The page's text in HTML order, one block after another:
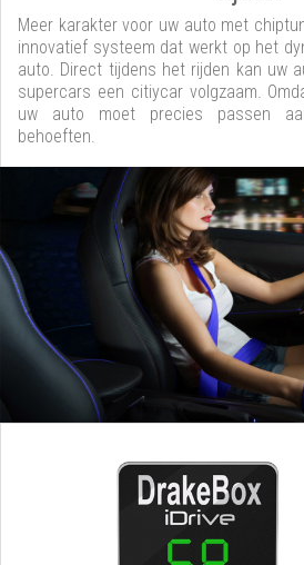
Meer karakter voor uw auto met
innovatief systeem dat werkt op het
auto. Direct tijdens het rijden kan uw
supercars een citiycar volgzaam.
uw auto moet precies passen
behoeften.